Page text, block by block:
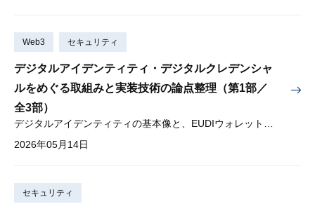
Web3 セキュリティ
デジタルアイデンティティ・デジタルクレデンシャ
ルをめぐる取組みと実装技術の論点整理（第1部／
全3部）
デジタルアイデンティティの基本像と、EUDIウォレットにみる制度化・実装動向
2026年05月14日
セキュリティ